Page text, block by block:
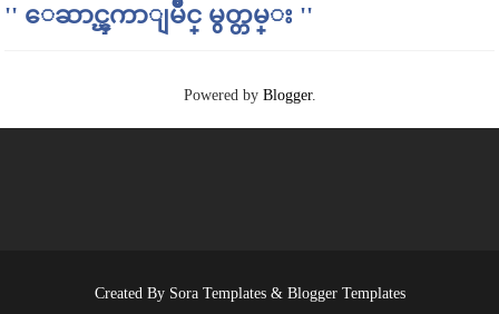
'' ေဆာင္ၾကာျမိဳင္ မွတ္တမ္း ''
Powered by Blogger.
Created By Sora Templates& Blogger Templates